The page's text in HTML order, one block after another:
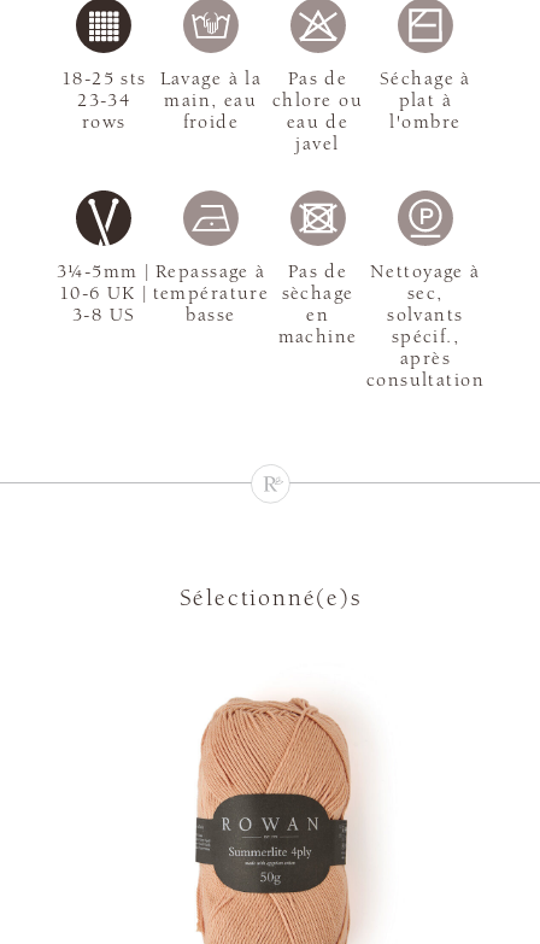
3¼-5mm |
10-6 UK |
3-8 US
18-25 sts
23-34
rows
Lavage à la
main, eau
froide
Pas de
chlore ou
eau de
javel
Séchage à
plat à
l'ombre
Repassage à
température
basse
Pas de
sèchage
en
machine
Nettoyage à
sec,
solvants
spécif.,
après
consultation
Sélectionné(e)s